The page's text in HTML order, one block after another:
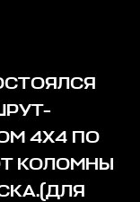
4Х4 ПО
КОЛОМНЫ